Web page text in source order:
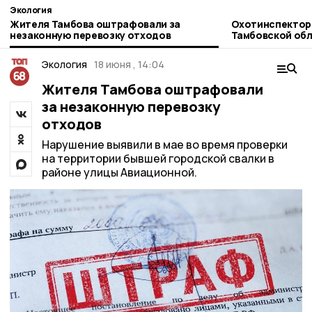
Экология
Жителя Тамбова оштрафовали за
незаконную перевозку отходов
Тамбовской
БПЛА
Экология 18 июня , 14:04
Жителя Тамбова оштрафовали
за незаконную перевозку
отходов
Нарушение выявили в мае во время проверки
на территории бывшей городской свалки в
районе улицы Авиационной.